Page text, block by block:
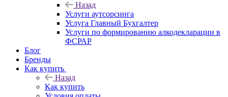
Назад
Услуги аутсорсинга
Услуга Главный Бухгалтер
Услуги по формированию алкодекларации в
ФСРАР
Блог
Бренды
Как купить
Назад
Как купить